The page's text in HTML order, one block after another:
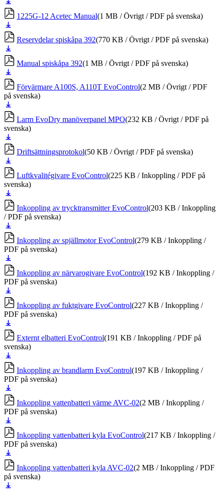
ner
1225G-12 Acetec Manual(1 MB / Övrigt / PDF på svenska)
ner
Reservdelar spiskåpa 392(770 KB / Övrigt / PDF på svenska)
ner
Manual spiskåpa 392(1 MB / Övrigt / PDF på svenska)
ner
Förvärmare A100S, A110T EvoControl(2 MB / Övrigt / PDF
på svenska)
ner
Larm EvoDry manöverpanel MPO(232 KB / Övrigt / PDF på
svenska)
ner
Driftsättningsprotokol(50 KB / Övrigt / PDF på svenska)
ner
Luftkvalitégivare EvoControl(225 KB / Inkoppling / PDF på
svenska)
ner
Inkoppling av trycktransmitter EvoControl(203 KB / Inkoppling
/ PDF på svenska)
ner
Inkoppling av spjällmotor EvoControl(279 KB / Inkoppling /
PDF på svenska)
ner
Inkoppling av närvarogivare EvoControl(192 KB / Inkoppling /
PDF på svenska)
ner
Inkoppling av fuktgivare EvoControl(227 KB / Inkoppling /
PDF på svenska)
ner
Externt elbatteri EvoControl(191 KB / Inkoppling / PDF på
svenska)
ner
Inkoppling av brandlarm EvoControl(197 KB / Inkoppling /
PDF på svenska)
ner
Inkoppling vattenbatteri värme AVC-02(2 MB / Inkoppling /
PDF på svenska)
ner
Inkoppling vattenbatteri kyla EvoControl(217 KB / Inkoppling /
PDF på svenska)
ner
Inkoppling vattenbatteri kyla AVC-02(2 MB / Inkoppling / PDF
på svenska)